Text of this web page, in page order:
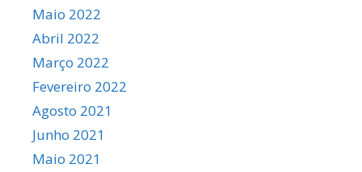
Maio 2022
Abril 2022
Março 2022
Fevereiro 2022
Agosto 2021
Junho 2021
Maio 2021